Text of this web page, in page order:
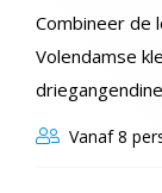
Combineer de
Volendamse
Vanaf8